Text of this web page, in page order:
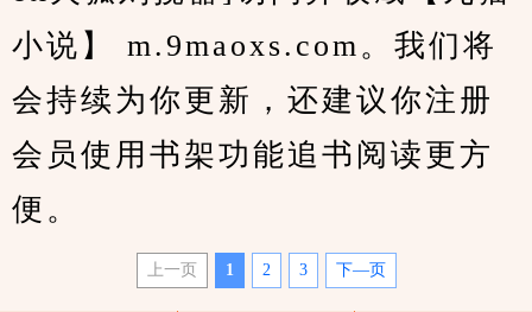
小说】 m.9maoxs.com。我们将
会持续为你更新，还建议你注册
会员使用书架功能追书阅读更方
便。
上一页 1 2 3 下—页